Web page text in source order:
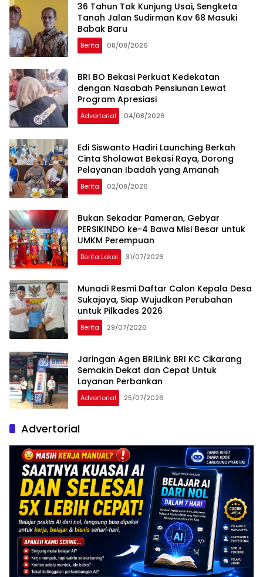
36 Tahun Tak Kunjung Usai, Sengketa
Tanah Jalan Sudirman Kav 68 Masuki
Babak Baru
Berita 08/08/2026
BRI BO Bekasi Perkuat Kedekatan
dengan Nasabah Pensiunan Lewat
Program Apresiasi
Advertorial 04/08/2026
Edi Siswanto Hadiri Launching Berkah
Cinta Sholawat Bekasi Raya, Dorong
Pelayanan Ibadah yang Amanah
Berita 02/08/2026
Bukan Sekadar Pameran, Gebyar
PERSIKINDO ke-4 Bawa Misi Besar untuk
UMKM Perempuan
Berita Lokal 31/07/2026
Munadi Resmi Daftar Calon Kepala Desa
Sukajaya, Siap Wujudkan Perubahan
untuk Pilkades 2026
Berita 29/07/2026
Jaringan Agen BRILink BRI KC Cikarang
Semakin Dekat dan Cepat Untuk
Layanan Perbankan
Advertorial 25/07/2026
Advertorial